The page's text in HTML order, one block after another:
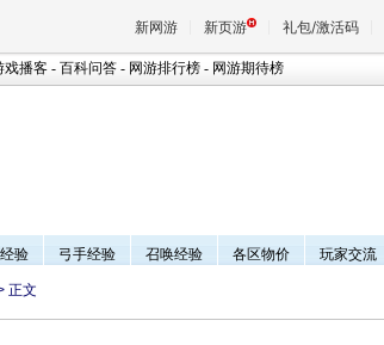
新网游 新页游 礼包/激活码
戏播客 - 百科问答 - 网游排行榜 - 网游期待榜
验 弓手经验 召唤经验 各区物价 玩家交流
正文